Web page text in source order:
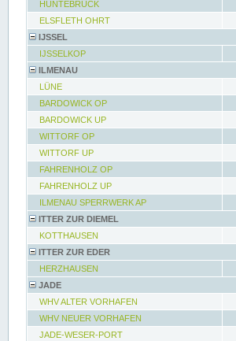
HUNTEBRÜCK
ELSFLETH OHRT
IJSSEL
IJSSELKOP
ILMENAU
LÜNE
BARDOWICK OP
BARDOWICK UP
WITTORF OP
WITTORF UP
FAHRENHOLZ OP
FAHRENHOLZ UP
ILMENAU SPERRWERK AP
ITTER ZUR DIEMEL
KOTTHAUSEN
ITTER ZUR EDER
HERZHAUSEN
JADE
WHV ALTER VORHAFEN
WHV NEUER VORHAFEN
JADE-WESER-PORT